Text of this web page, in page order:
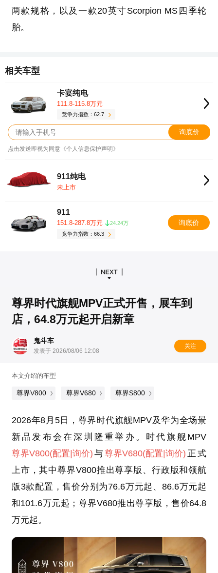
两款规格，以及一款20英寸Scorpion MS四季轮
胎。
相关车型
卡宴纯电
111.8-115.8万元
竞争力指数：62.7
询底价
点击发送即视为同意《个人信息保护声明》
911纯电
未上市
911
151.8-287.8万元
24.24万
竞争力指数：66.3
询底价
尊界时代旗舰MPV正式开售，展车到
店，64.8万元起开启新章
鬼斗车
发表于 2026/08/06 12:08
关注
本文介绍的车型
尊界V800 尊界V680 尊界S800
2026年8月5日，尊界时代旗舰MPV及华为全场景
新品发布会在深圳隆重举办。时代旗舰MPV
尊界V800(配置|询价) 与尊界V680(配置|询价) 正式
上市，其中尊界V800推出尊享版、行政版和领航
版3款配置，售价分别为76.6万元起、86.6万元起
和101.6万元起；尊界V680推出尊享版，售价64.8
万元起。